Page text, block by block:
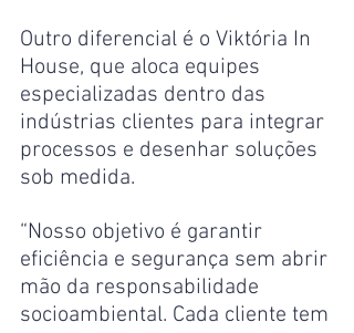
Outro diferencial é o Viktória In
House, que aloca equipes
especializadas dentro das
indústrias clientes para integrar
processos e desenhar soluções
sob medida.
“Nosso objetivo é garantir
eficiência e segurança sem abrir
mão da responsabilidade
socioambiental. Cada cliente tem